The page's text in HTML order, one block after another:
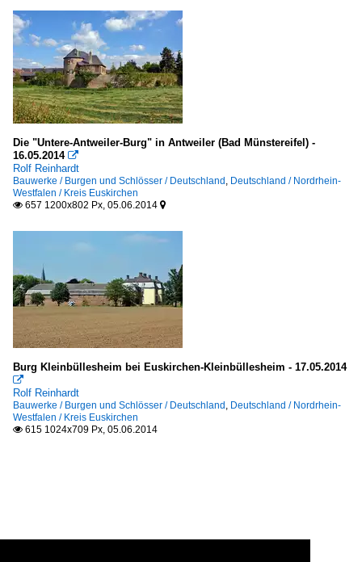
Die "Untere-Antweiler-Burg" in Antweiler (Bad Münstereifel) -
16.05.2014 
Rolf Reinhardt
Bauwerke / Burgen und Schlösser / Deutschland Deutschland / Nordrhein-
Westfalen / Kreis Euskirchen
 657 1200x802 Px, 05.06.2014 
Burg Kleinbüllesheim bei Euskirchen-Kleinbüllesheim - 17.05.2014

Rolf Reinhardt
Bauwerke / Burgen und Schlösser / Deutschland Deutschland / Nordrhein-
Westfalen / Kreis Euskirchen
 615 1024x709 Px, 05.06.2014